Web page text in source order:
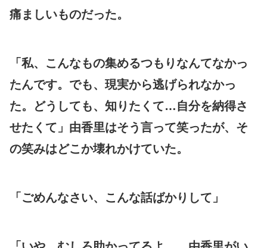
痛ましいものだった。
「私、こんなもの集めるつもりなんてなかっ
たんです。でも、現実から逃げられなかっ
た。どうしても、知りたくて…自分を納得さ
せたくて」由香里はそう言って笑ったが、そ
の笑みはどこか壊れかけていた。
「ごめんなさい、こんな話ばかりして」